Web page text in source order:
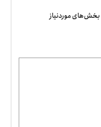
بخش‌های موردنیاز